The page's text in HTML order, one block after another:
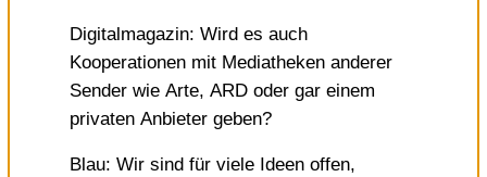
Digitalmagazin: Wird es auch
Kooperationen mit Mediatheken anderer
Sender wie Arte, ARD oder gar einem
privaten Anbieter geben?
Blau: Wir sind für viele Ideen offen,